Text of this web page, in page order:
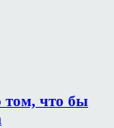
том, что бы